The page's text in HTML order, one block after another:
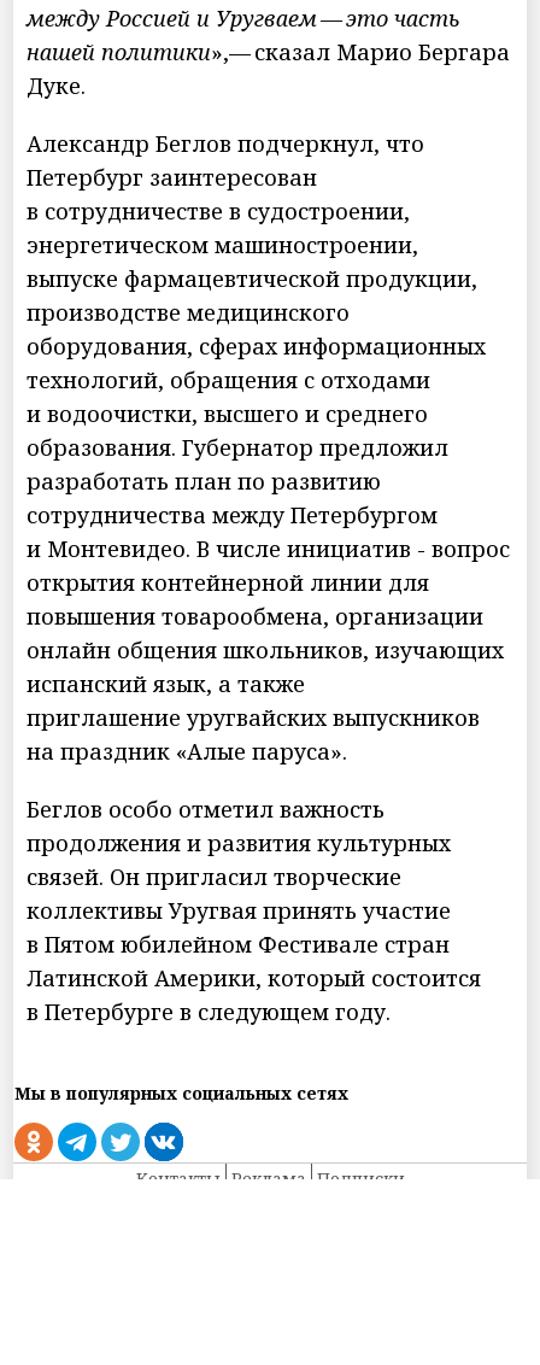
между Россией и Уругваем — это часть
нашей политики»,— сказал Марио Бергара
Дуке.
Александр Беглов подчеркнул, что
Петербург заинтересован
в сотрудничестве в судостроении,
энергетическом машиностроении,
выпуске фармацевтической продукции,
производстве медицинского
оборудования, сферах информационных
технологий, обращения с отходами
и водоочистки, высшего и среднего
образования. Губернатор предложил
разработать план по развитию
сотрудничества между Петербургом
и Монтевидео. В числе инициатив - вопрос
открытия контейнерной линии для
повышения товарообмена, организации
онлайн общения школьников, изучающих
испанский язык, а также
приглашение уругвайских выпускников
на праздник «Алые паруса».
Беглов особо отметил важность
продолжения и развития культурных
связей. Он пригласил творческие
коллективы Уругвая принять участие
в Пятом юбилейном Фестивале стран
Латинской Америки, который состоится
в Петербурге в следующем году.
Мы в популярных социальных сетях
Контакты Реклама Подписки